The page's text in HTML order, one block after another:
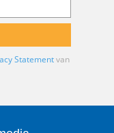
Statementvan